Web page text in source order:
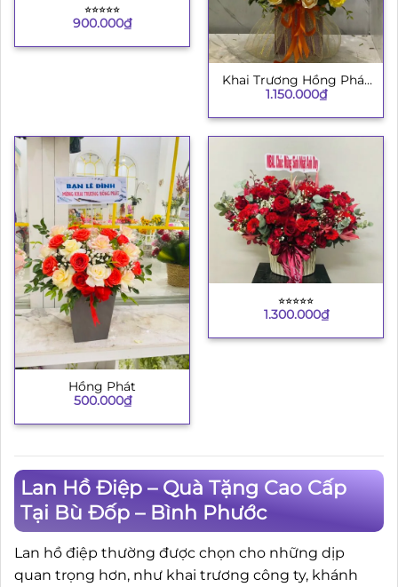
⭐︎⭐︎⭐︎⭐︎⭐︎
900.000₫
Khai Trương Hồng Phát
8
1.150.000₫
Hồng Phát
500.000₫
⭐︎⭐︎⭐︎⭐︎⭐︎
1.300.000₫
Lan Hồ Điệp – Quà Tặng Cao Cấp
Tại Bù Đốp – Bình Phước
Lan hồ điệp thường được chọn cho những dịp
quan trọng hơn, như khai trương công ty, khánh